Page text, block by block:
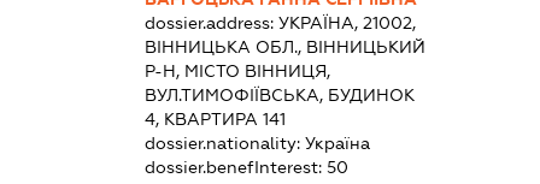
dossier.address:УКРАЇНА, 21002,
ВІННИЦЬКА ОБЛ., ВІННИЦЬКИЙ
Р-Н, МІСТО ВІННИЦЯ,
ВУЛ.ТИМОФІЇВСЬКА, БУДИНОК
4, КВАРТИРА 141
dossier.nationality:Україна
dossier.benefInterest:50